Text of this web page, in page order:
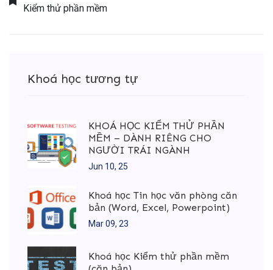
Kiểm thử phần mềm
Khoá học tương tự
KHOÁ HỌC KIỂM THỬ PHẦN
MỀM – DÀNH RIÊNG CHO
NGƯỜI TRÁI NGÀNH
Jun 10, 25
Khoá học Tin học văn phòng căn
bản (Word, Excel, Powerpoint)
Mar 09, 23
Khoá học Kiểm thử phần mềm